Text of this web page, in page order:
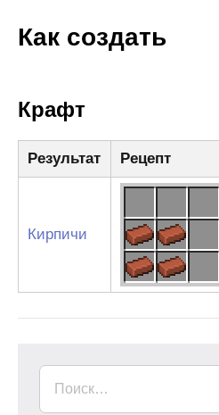
Как создать
Крафт
Результат Рецепт
Кирпичи